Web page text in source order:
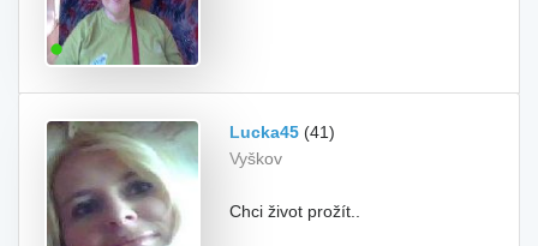
Lucka45 (41)
Vyškov
Chci život prožít..